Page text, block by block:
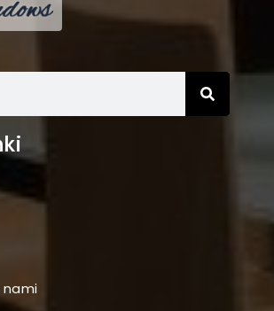
nami